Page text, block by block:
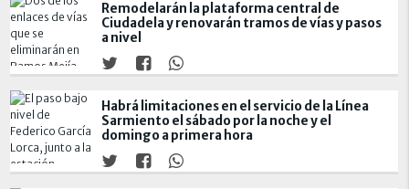
Remodelarán la plataforma central de
Ciudadela y renovarán tramos de vías y pasos
a nivel
Habrá limitaciones en el servicio de la Línea
Sarmiento el sábado por la noche y el
domingo a primera hora